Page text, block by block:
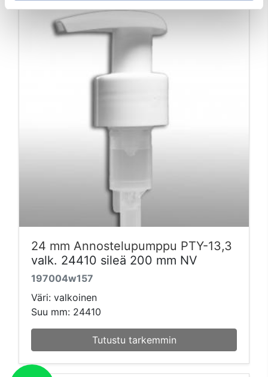
24 mm Annostelupumppu PTY-13,3
valk. 24410 sileä 200 mm NV
197004w157
Väri: valkoinen
Suu mm: 24410
Tutustu tarkemmin